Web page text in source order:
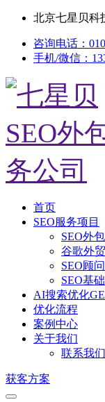
北京七星贝科
咨询电话：
手机/微信：
首页
SEO服务项目
SEO外
谷歌外
SEO顾
SEO基
AI搜索优化
优化流程
案例中心
关于我们
联系我们
获客方案